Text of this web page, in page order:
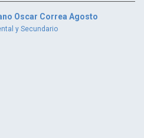
Oscar Correa Agosto
y Secundario